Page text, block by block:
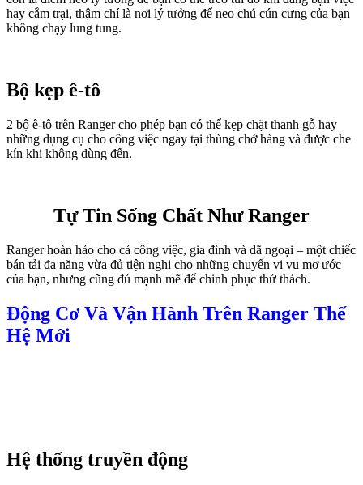
hay cắm trại, thậm chí là nơi lý tưởng để neo chú cún cưng của bạn
không chạy lung tung.
Bộ kẹp ê-tô
2 bộ ê-tô trên Ranger cho phép bạn có thể kẹp chặt thanh gỗ hay
những dụng cụ cho công việc ngay tại thùng chở hàng và được che
kín khi không dùng đến.
Tự Tin Sống Chất Như Ranger
Ranger hoàn hảo cho cả công việc, gia đình và dã ngoại – một chiếc
bán tải đa năng vừa đủ tiện nghi cho những chuyến vi vu mơ ước
của bạn, nhưng cũng đủ mạnh mẽ để chinh phục thử thách.
Động Cơ Và Vận Hành Trên Ranger Thế
Hệ Mới
Hệ thống truyền động